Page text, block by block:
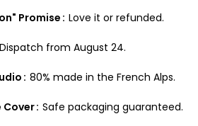
Promise Love it or refunded.
Dispatch from August 24.
80% made in the French Alps.
Cover Safe packaging guaranteed.